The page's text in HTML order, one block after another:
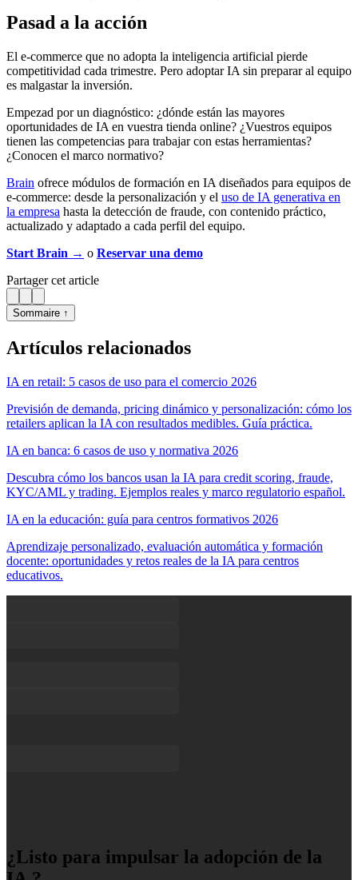
Pasad a la acción
El e-commerce que no adopta la inteligencia artificial pierde
competitividad cada trimestre. Pero adoptar IA sin preparar al equipo
es malgastar la inversión.
Empezad por un diagnóstico: ¿dónde están las mayores
oportunidades de IA en vuestra tienda online? ¿Vuestros equipos
tienen las competencias para trabajar con estas herramientas?
¿Conocen el marco normativo?
Brain ofrece módulos de formación en IA diseñados para equipos de
e-commerce: desde la personalización y el uso de IA generativa en
la empresa hasta la detección de fraude, con contenido práctico,
actualizado y adaptado a cada perfil del equipo.
Start Brain → o Reservar una demo
Partager cet article
Sommaire ↑
Artículos relacionados
IA en retail: 5 casos de uso para el comercio 2026
Previsión de demanda, pricing dinámico y personalización: cómo los
retailers aplican la IA con resultados medibles. Guía práctica.
IA en banca: 6 casos de uso y normativa 2026
Descubra cómo los bancos usan la IA para credit scoring, fraude,
KYC/AML y trading. Ejemplos reales y marco regulatorio español.
IA en la educación: guía para centros formativos 2026
Aprendizaje personalizado, evaluación automática y formación
docente: oportunidades y retos reales de la IA para centros
educativos.
¿Listo para impulsar la adopción de la